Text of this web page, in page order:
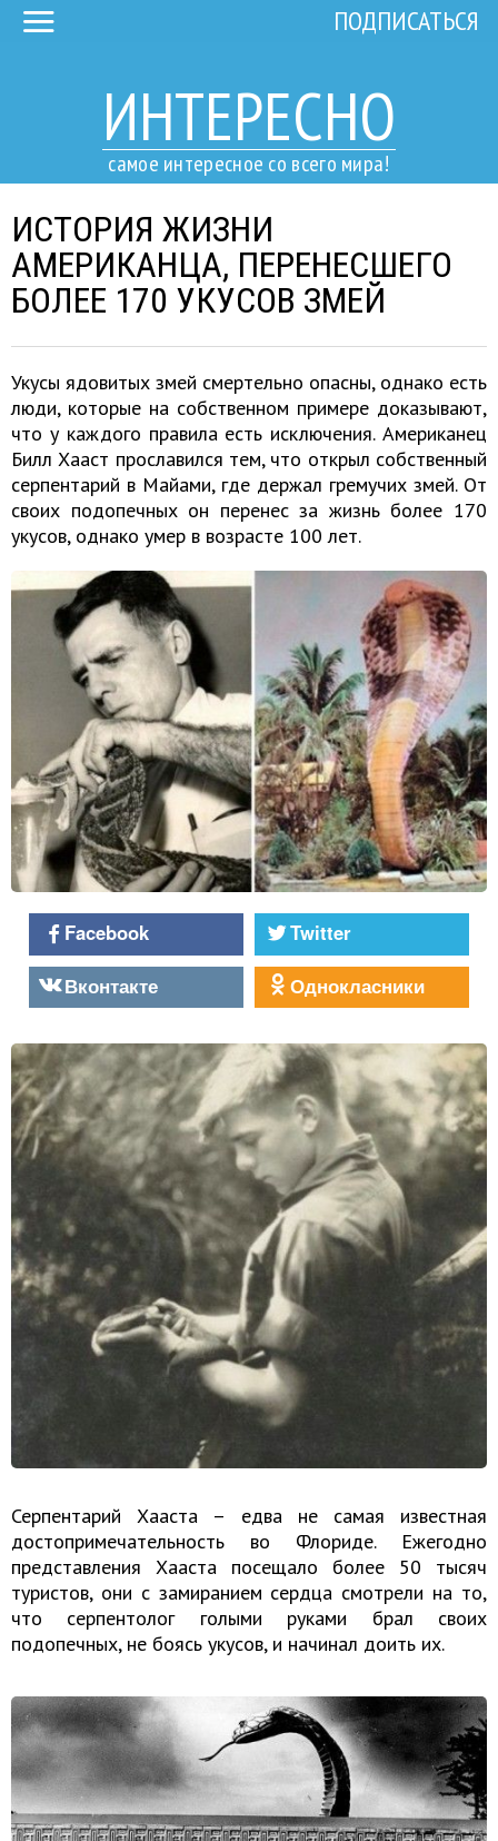
ИНТЕРЕСНО
самое интересное со всего мира!
ПОДПИСАТЬСЯ
ИСТОРИЯ ЖИЗНИ
АМЕРИКАНЦА, ПЕРЕНЕСШЕГО
БОЛЕЕ 170 УКУСОВ ЗМЕЙ
Укусы ядовитых змей смертельно опасны, однако есть
люди, которые на собственном примере доказывают,
что у каждого правила есть исключения. Американец
Билл Хааст прославился тем, что открыл собственный
серпентарий в Майами, где держал гремучих змей. От
своих подопечных он перенес за жизнь более 170
укусов, однако умер в возрасте 100 лет.
Facebook
Twitter
Вконтакте
Однокласники
Серпентарий Хааста – едва не самая известная
достопримечательность во Флориде. Ежегодно
представления Хааста посещало более 50 тысяч
туристов, они с замиранием сердца смотрели на то,
что серпентолог голыми руками брал своих
подопечных, не боясь укусов, и начинал доить их.